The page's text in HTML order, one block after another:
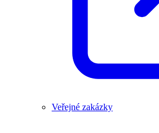
Veřejné zakázky